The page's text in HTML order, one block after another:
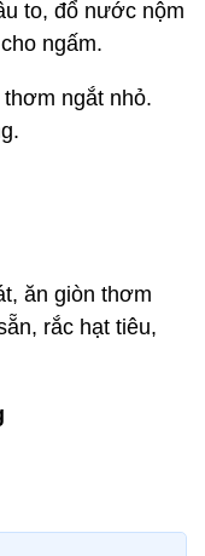
to, đổ nước nộm
ngấm.
ngắt nhỏ.
ăn giòn thơm
rắc hạt tiêu,